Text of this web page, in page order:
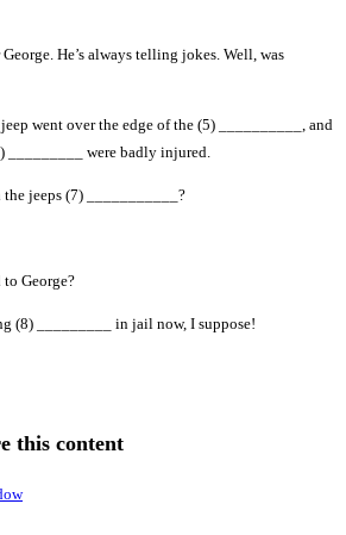
He’s always telling jokes. Well, was
went over the edge of the (5) __________, and
_________ were badly injured.
the jeeps (7) ___________?
George?
(8) _________ in jail now, I suppose!
this content